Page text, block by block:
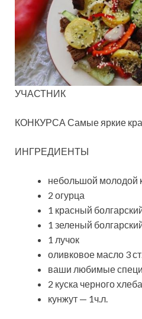
УЧАСТНИК
КОНКУРСА Самые яркие
ИНГРЕДИЕНТЫ
небольшой молодой
2 огурца
1 красный
1 зеленый
1 лучок
оливковое масло 3
ваши любимые
2 куска черного хлеба
кунжут — 1ч.л.